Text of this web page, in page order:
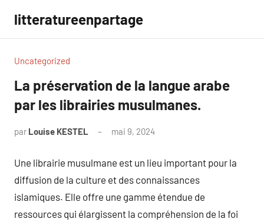
contenu
litteratureenpartage
Uncategorized
La préservation de la langue arabe
par les librairies musulmanes.
par Louise KESTEL mai 9, 2024
Une librairie musulmane est un lieu important pour la
diffusion de la culture et des connaissances
islamiques. Elle offre une gamme étendue de
ressources qui élargissent la compréhension de la foi